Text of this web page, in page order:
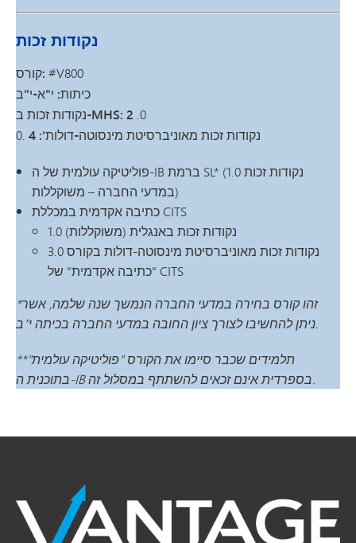
נקודות זכות
קורס: #V800
כיתות: י"א-י"ב
נקודות זכות ב-MHS: 2 .0
נקודות זכות מאוניברסיטת מינסוטה-דולות': 4
.0
פוליטיקה עולמית של ה-IB ברמת SL* (1.0 נקודות זכות
במדעי החברה – משוקללות)
כתיבה אקדמית במכללת CITS
1.0 נקודות זכות באנגלית (משוקללות)
3.0 נקודות זכות מאוניברסיטת מינסוטה-דולות בקורס
"כתיבה אקדמית" של CITS
*זהו קורס בחירה במדעי החברה הנמשך שנה שלמה, אשר
ניתן להחשיבו לצורך ציון החובה במדעי החברה בכיתה י"ב.
**תלמידים שכבר סיימו את הקורס "פוליטיקה עולמית"
בתוכנית ה-IB בספרדית אינם זכאים להשתתף במסלול זה.